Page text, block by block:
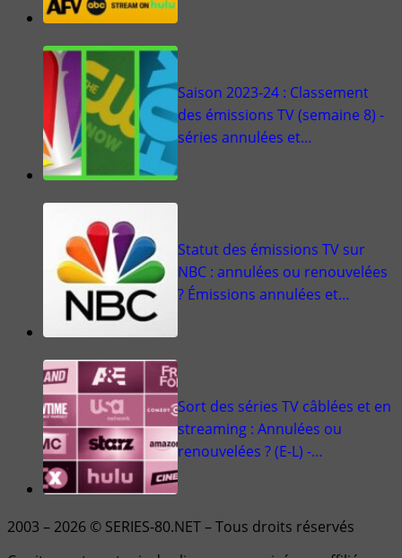
Saison 2023-24 : Classement
des émissions TV (semaine 8) -
séries annulées et…
Statut des émissions TV sur
NBC : annulées ou renouvelées
? Émissions annulées et…
Sort des séries TV câblées et en
streaming : Annulées ou
renouvelées ? (E-L) -…
2003 – 2026 © SERIES-80.NET – Tous droits réservés